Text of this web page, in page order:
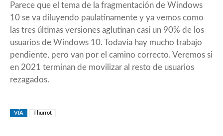
Parece que el tema de la fragmentación de Windows
10 se va diluyendo paulatinamente y ya vemos como
las tres últimas versiones aglutinan casi un 90% de los
usuarios de Windows 10. Todavía hay mucho trabajo
pendiente, pero van por el camino correcto. Veremos si
en 2021 terminan de movilizar al resto de usuarios
rezagados.
VÍA Thurrot